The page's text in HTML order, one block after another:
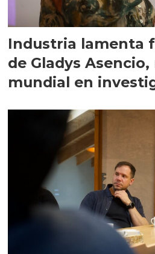
Industria lamenta
de Gladys
mundial en